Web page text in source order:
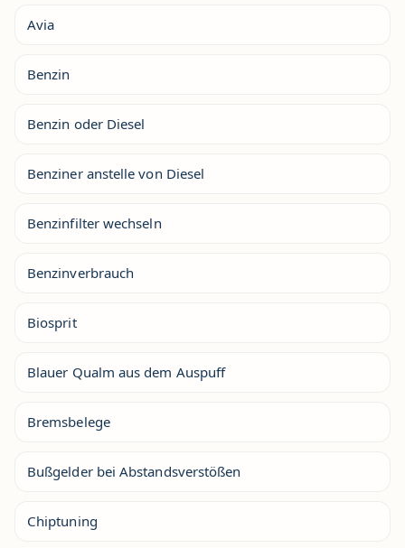
Avia
Benzin
Benzin oder Diesel
Benziner anstelle von Diesel
Benzinfilter wechseln
Benzinverbrauch
Biosprit
Blauer Qualm aus dem Auspuff
Bremsbelege
Bußgelder bei Abstandsverstößen
Chiptuning